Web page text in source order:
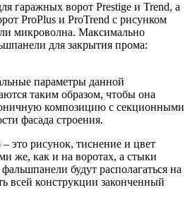
гаражных ворот Prestige и Trend, а
ProPlus и ProTrend с рисунком
микроволна. Максимально
для закрытия прома:
параметры данной
таким образом, чтобы она
композицию с секционными
фасада строения.
это рисунок, тиснение и цвет
же, как и на воротах, а стыки
будут располагаться на
всей конструкции законченный